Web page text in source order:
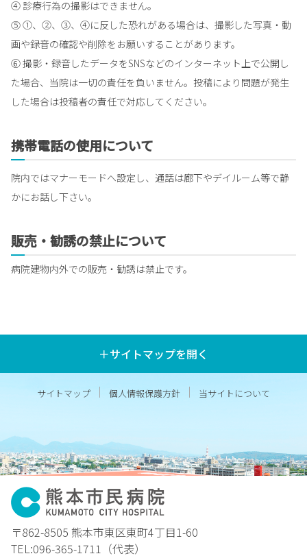
④ 診療行為の撮影はできません。
⑤ ①、②、③、④に反した恐れがある場合は、撮影した写真・動
画や録音の確認や削除をお願いすることがあります。
⑥ 撮影・録音したデータをSNSなどのインターネット上で公開し
た場合、当院は一切の責任を負いません。投稿により問題が発生
した場合は投稿者の責任で対応してください。
携帯電話の使用について
院内ではマナーモードへ設定し、通話は廊下やデイルーム等で静
かにお話し下さい。
販売・勧誘の禁止について
病院建物内外での販売・勧誘は禁止です。
＋サイトマップを開く
サイトマップ 個人情報保護方針 当サイトについて
〒862-8505 熊本市東区東町4丁目1-60
TEL:096-365-1711（代表）